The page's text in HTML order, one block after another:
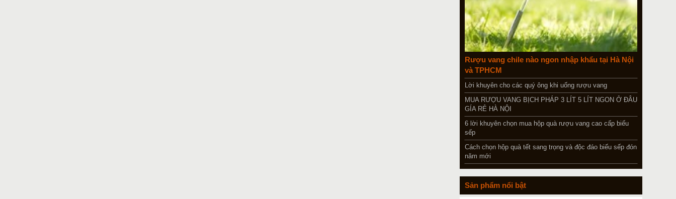
Rượu vang chile nào ngon nhập khẩu tại Hà Nội
và TPHCM
Lời khuyên cho các quý ông khi uống rượu vang
MUA RƯỢU VANG BỊCH PHÁP 3 LÍT 5 LÍT NGON Ở ĐÂU
GÍA RẺ HÀ NỘI
6 lời khuyên chọn mua hộp quà rượu vang cao cấp biếu
sếp
Cách chọn hộp quà tết sang trọng và độc đáo biếu sếp đón
năm mới
Sản phẩm nổi bật